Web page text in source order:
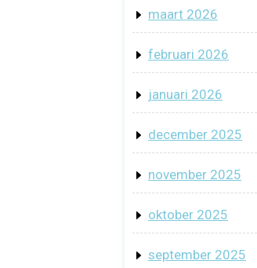
maart 2026
februari 2026
januari 2026
december 2025
november 2025
oktober 2025
september 2025